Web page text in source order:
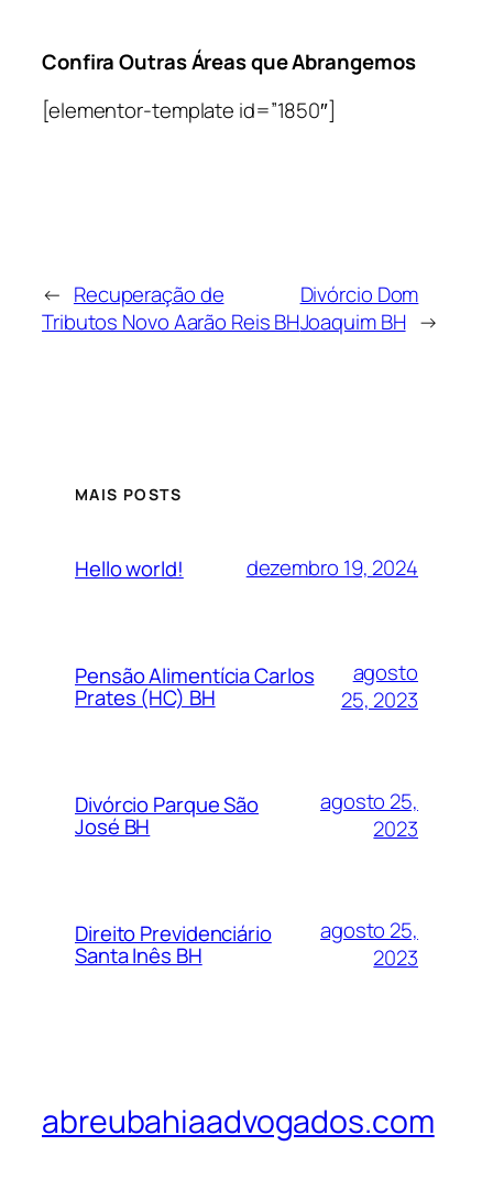
Confira Outras Áreas que Abrangemos
[elementor-template id=”1850″]
← Recuperação de
Tributos Novo Aarão Reis BH
Divórcio Dom
Joaquim BH →
MAIS POSTS
Hello world! dezembro 19, 2024
Pensão Alimentícia Carlos
Prates (HC) BH
agosto
25, 2023
Divórcio Parque São
José BH
agosto 25,
2023
Direito Previdenciário
Santa Inês BH
agosto 25,
2023
abreubahiaadvogados.com